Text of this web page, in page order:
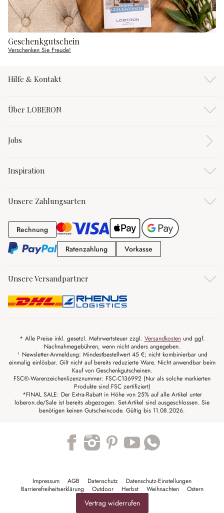
Geschenkgutschein
Verschenken Sie Freude!
Hilfe & Kontakt
Über LOBERON
Jobs
Inspiration
Unsere Zahlungsarten
RechnungRechnung
RatenzahlungRatenzahlung
Vorkasse
Unsere Versandpartner
* Alle Preise inkl. gesetzl. Mehrwertsteuer zzgl. Versandkostenund ggf.
Nachnahmegebühren, wenn nicht anders angegeben.
¹ Newsletter-Anmeldung: Mindestbestellwert 45 €; nicht kombinierbar und
einmalig einlösbar. Gilt nicht auf bereits reduzierte Ware. Nicht anwendbar beim
Kauf von Geschenkgutscheinen.
FSC®-Warenzeichenlizenznummer: FSC-C136992 (Nur als solche markierten
Produkte sind FSC zertifiziert)
*FINAL SALE: Der Extra-Rabatt in Höhe von 25% auf alle Artikel unter
loberon.de/Sale ist bereits abgezogen. Set-Artikel sind ausgeschlossen. Sie
benötigen keinen Gutscheincode. Gültig bis 11.08.2026.
Impressum AGB Datenschutz
Datenschutz-Einstellungen
Barrierefreiheitserklärung
Outdoor Herbst Weihnachten Ostern
Vertrag widerrufen